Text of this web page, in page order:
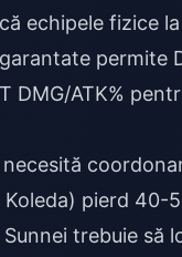
echipele fizice
permite
DMG/ATK%
necesită
pierd 40-
Sunnei trebuie